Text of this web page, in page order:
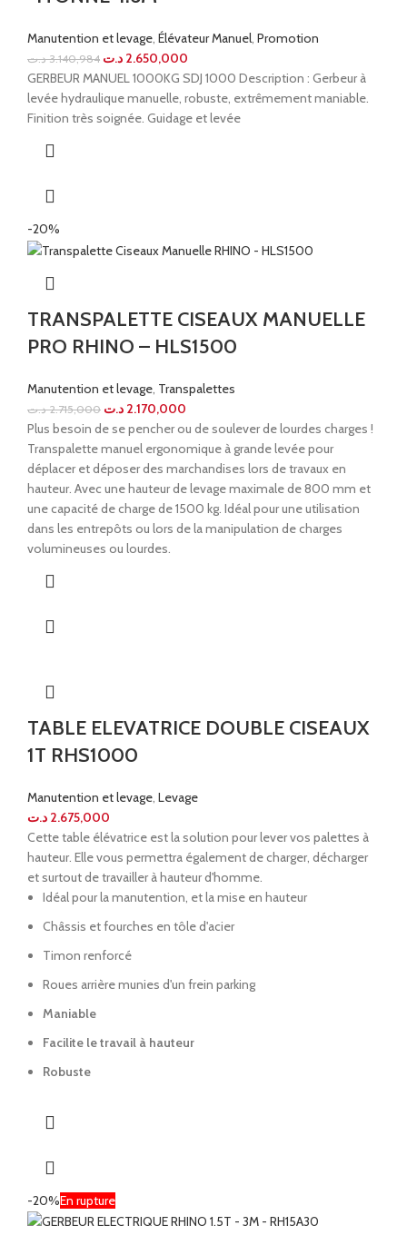
Manutention et levage, Élévateur Manuel, Promotion
3.140,984 د.ت 2.650,000 د.ت
GERBEUR MANUEL 1000KG SDJ 1000 Description : Gerbeur à
levée hydraulique manuelle, robuste, extrêmement maniable.
Finition très soignée. Guidage et levée
-20%
TRANSPALETTE CISEAUX MANUELLE
PRO RHINO – HLS1500
Manutention et levage Transpalettes
2.715,000 د.ت 2.170,000 د.ت
Plus besoin de se pencher ou de soulever de lourdes charges !
Transpalette manuel ergonomique à grande levée pour
déplacer et déposer des marchandises lors de travaux en
hauteur. Avec une hauteur de levage maximale de 800 mm et
une capacité de charge de 1500 kg. Idéal pour une utilisation
dans les entrepôts ou lors de la manipulation de charges
volumineuses ou lourdes.
TABLE ELEVATRICE DOUBLE CISEAUX
1T RHS1000
Manutention et levage Levage
2.675,000 د.ت
Cette table élévatrice est la solution pour lever vos palettes à
hauteur. Elle vous permettra également de charger, décharger
et surtout de travailler à hauteur d'homme.
Idéal pour la manutention, et la mise en hauteur
Châssis et fourches en tôle d'acier
Timon renforcé
Roues arrière munies d'un frein parking
Maniable
Facilite le travail à hauteur
Robuste
-20%En rupture